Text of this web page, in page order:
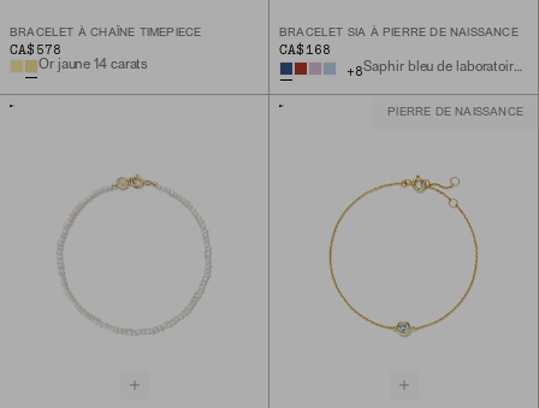
BRACELET À CHAÎNE TIMEPIECE
CA$578
Or jaune 14 carats
BRACELET SIA À PIERRE DE NAISSANCE
CA$168
+8 Saphir bleu de laboratoire, or vermeil 18 carats
PIERRE DE NAISSANCE